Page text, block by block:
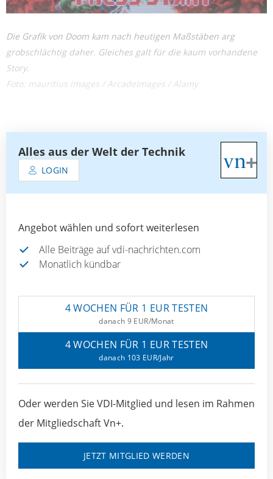
Die Grafik von Doom kam nach heutigen Maßstäben arg
grobschlächtig daher. Gleiches galt für die kaum vorhandene
Story.
Foto: mauritius images / ArcadeImages / Alamy
Alles aus der Welt der Technik
LOGIN
Angebot wählen und sofort weiterlesen
Alle Beiträge auf vdi-nachrichten.com
Monatlich kündbar
4 WOCHEN FÜR 1 EUR TESTEN
danach 9 EUR/Monat
4 WOCHEN FÜR 1 EUR TESTEN
danach 103 EUR/Jahr
Oder werden Sie VDI-Mitglied und lesen im Rahmen
der Mitgliedschaft Vn+.
JETZT MITGLIED WERDEN